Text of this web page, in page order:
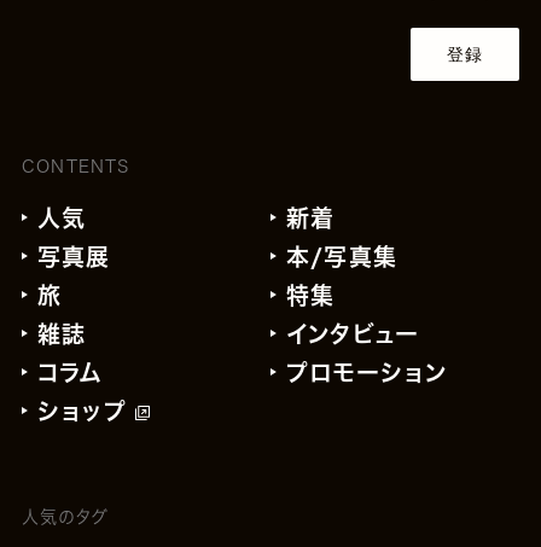
登録
CONTENTS
人気
新着
写真展
本/写真集
旅
特集
雑誌
インタビュー
コラム
プロモーション
ショップ
人気のタグ